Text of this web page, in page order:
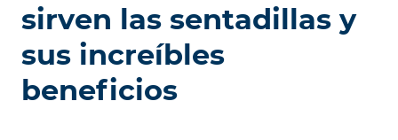
sirven las sentadillas y
sus increíbles
beneficios